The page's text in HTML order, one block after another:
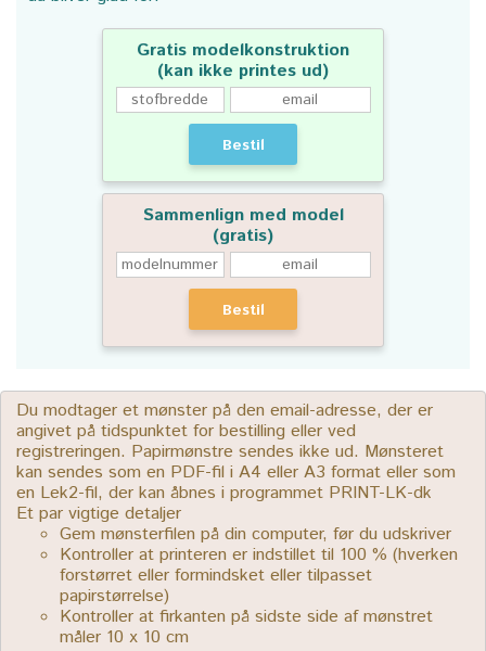
Gratis modelkonstruktion
(kan ikke printes ud)
Bestil
Sammenlign med model
(gratis)
Bestil
Du modtager et mønster på den email-adresse, der er
angivet på tidspunktet for bestilling eller ved
registreringen. Papirmønstre sendes ikke ud. Mønsteret
kan sendes som en PDF-fil i A4 eller A3 format eller som
en Lek2-fil, der kan åbnes i programmet PRINT-LK-dk
Et par vigtige detaljer
Gem mønsterfilen på din computer, før du udskriver
Kontroller at printeren er indstillet til 100 % (hverken
forstørret eller formindsket eller tilpasset
papirstørrelse)
Kontroller at firkanten på sidste side af mønstret
måler 10 x 10 cm